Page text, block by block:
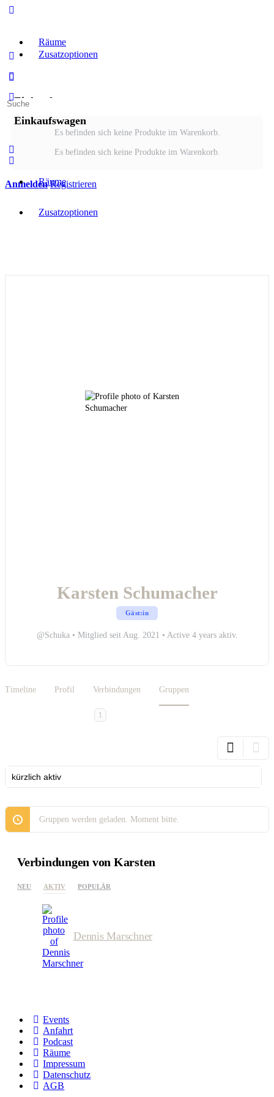
Räume
Zusatzoptionen
Einkaufswagen
Es befinden sich keine Produkte im Warenkorb.
Anmelden Registrieren
Einkaufswagen
Es befinden sich keine Produkte im Warenkorb.
Suche
Räume
Zusatzoptionen
Karsten Schumacher
Gäst:in
@Schuka • Mitglied seit Aug. 2021 • Active 4 years aktiv.
Timeline Profil Verbindungen
1
Gruppen
Order
By:
Gruppen werden geladen. Moment bitte.
Verbindungen von Karsten
NEU AKTIV POPULÄR
Dennis Marschner
Events
Anfahrt
Podcast
Räume
Impressum
Datenschutz
AGB